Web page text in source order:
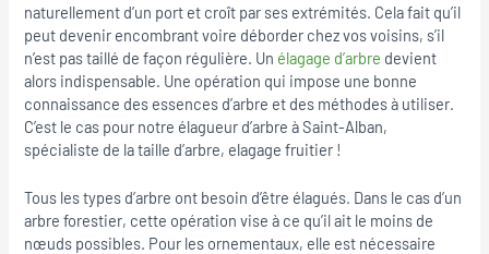
naturellement d’un port et croît par ses extrémités. Cela fait qu’il
peut devenir encombrant voire déborder chez vos voisins, s’il
n’est pas taillé de façon régulière. Un élagage d’arbre devient
alors indispensable. Une opération qui impose une bonne
connaissance des essences d’arbre et des méthodes à utiliser.
C’est le cas pour notre élagueur d’arbre à Saint-Alban,
spécialiste de la taille d’arbre, elagage fruitier !
Tous les types d’arbre ont besoin d’être élagués. Dans le cas d’un
arbre forestier, cette opération vise à ce qu’il ait le moins de
nœuds possibles. Pour les ornementaux, elle est nécessaire